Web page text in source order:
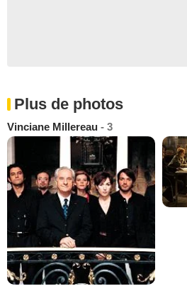
Plus de photos
Vinciane Millereau - 3